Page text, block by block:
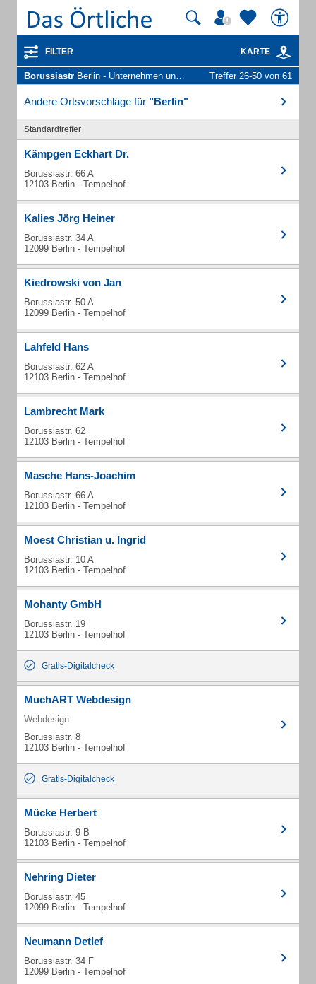
FILTER KARTE
Borussiastr Berlin - Unternehmen und Personen Treffer 26-50 von 61
Andere Ortsvorschläge für "Berlin"
Standardtreffer
Kämpgen Eckhart Dr.
Borussiastr. 66 A
12103 Berlin - Tempelhof
Kalies Jörg Heiner
Borussiastr. 34 A
12099 Berlin - Tempelhof
Kiedrowski von Jan
Borussiastr. 50 A
12099 Berlin - Tempelhof
Lahfeld Hans
Borussiastr. 62 A
12103 Berlin - Tempelhof
Lambrecht Mark
Borussiastr. 62
12103 Berlin - Tempelhof
Masche Hans-Joachim
Borussiastr. 66 A
12103 Berlin - Tempelhof
Moest Christian u. Ingrid
Borussiastr. 10 A
12103 Berlin - Tempelhof
Mohanty GmbH
Borussiastr. 19
12103 Berlin - Tempelhof
Gratis-Digitalcheck
MuchART Webdesign
Webdesign
Borussiastr. 8
12103 Berlin - Tempelhof
Gratis-Digitalcheck
Mücke Herbert
Borussiastr. 9 B
12103 Berlin - Tempelhof
Nehring Dieter
Borussiastr. 45
12099 Berlin - Tempelhof
Neumann Detlef
Borussiastr. 34 F
12099 Berlin - Tempelhof